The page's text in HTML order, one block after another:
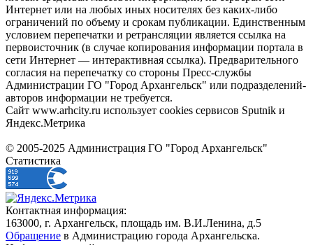
Интернет или на любых иных носителях без каких-либо
ограничений по объему и срокам публикации. Единственным
условием перепечатки и ретрансляции является ссылка на
первоисточник (в случае копирования информации портала в
сети Интернет — интерактивная ссылка). Предварительного
согласия на перепечатку со стороны Пресс-службы
Администрации ГО "Город Архангельск" или подразделений-
авторов информации не требуется.
Сайт www.arhcity.ru использует cookies сервисов Sputnik и
Яндекс.Метрика
© 2005-2025 Администрация ГО "Город Архангельск"
Статистика
Контактная информация:
163000, г. Архангельск, площадь им. В.И.Ленина, д.5
Обращение в Администрацию города Архангельска.